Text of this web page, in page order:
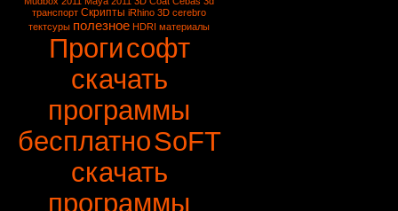
транспорт Скрипты iRhino 3D cerebro
тектсуры полезное HDRI материалы
Прогисофт
скачать
программы
бесплатноSoFT
скачать
программы